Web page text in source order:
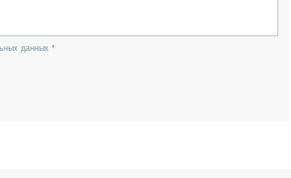
данных *